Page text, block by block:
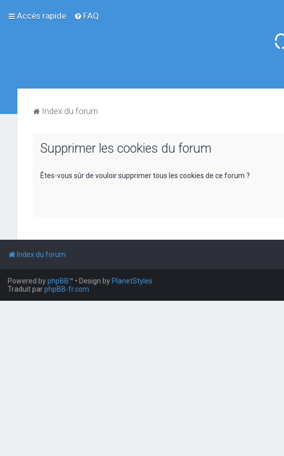
Accès rapide FAQ
Index du forum
Supprimer les cookies du forum
Êtes-vous sûr de vouloir supprimer tous les cookies de ce forum ?
Index du forum
Powered byphpBB™ • Design by PlanetStyles
Traduit parphpBB-fr.com